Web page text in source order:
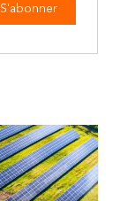
S'abonner